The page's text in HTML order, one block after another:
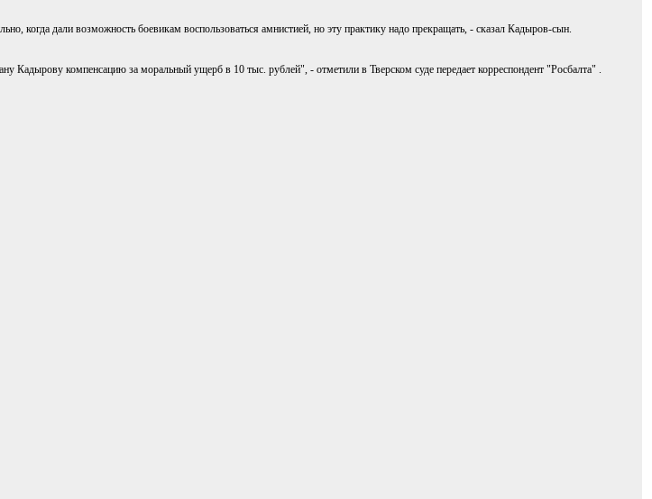
когда дали возможность боевикам воспользоваться амнистией, но эту практику надо прекращать, - сказал Кадыров-сын.
Кадырову компенсацию за моральный ущерб в 10 тыс. рублей", - отметили в Тверском суде передает корреспондент "Росбалта" .